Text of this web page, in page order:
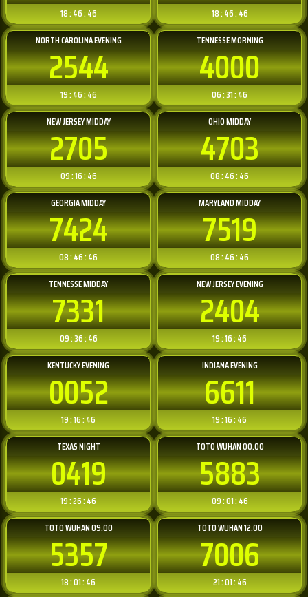
18 : 46 : 46
18 : 46 : 46
NORTH CAROLINA EVENING
2544
19 : 46 : 46
TENNESSE MORNING
4000
06 : 31 : 46
NEW JERSEY MIDDAY
2705
09 : 16 : 46
OHIO MIDDAY
4703
08 : 46 : 46
GEORGIA MIDDAY
7424
08 : 46 : 46
MARYLAND MIDDAY
7519
08 : 46 : 46
TENNESSE MIDDAY
7331
09 : 36 : 46
NEW JERSEY EVENING
2404
19 : 16 : 46
KENTUCKY EVENING
0052
19 : 16 : 46
INDIANA EVENING
6611
19 : 16 : 46
TEXAS NIGHT
0419
19 : 26 : 46
TOTO WUHAN 00.00
5883
09 : 01 : 46
TOTO WUHAN 09.00
5357
18 : 01 : 46
TOTO WUHAN 12.00
7006
21 : 01 : 46